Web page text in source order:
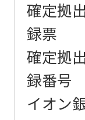
運用商品はご自
っては、損失が
加入から受取り
ります。
60歳時点で通算
的に最高65歳ま
す。
※ 60歳以降に加
確定拠
録票
確定拠
録番号
イオン